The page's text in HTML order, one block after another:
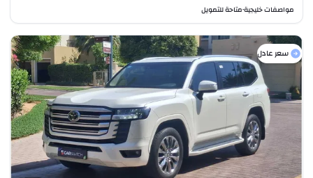
مواصفات خليجية•متاحة للتمويل
سعر عادل